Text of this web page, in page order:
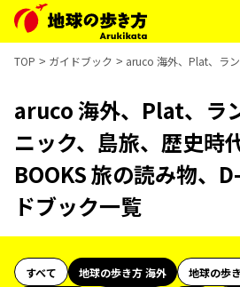
TOP ガイドブック aruco 海外、Plat、ラ
aruco 海外、Plat、ラ
ニック、島旅、歴史時
BOOKS 旅の読み物、
ドブック一覧
すべて 地球の歩き方 海外
地球の歩